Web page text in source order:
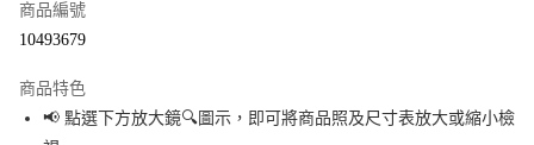
Apple Pay
商品編號
10493679
商品特色
📢 點選下方放大鏡🔍圖示，即可將商品照及尺寸表放大或縮小檢